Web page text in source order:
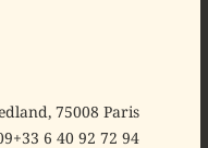
75008 Paris
+33 6 40 92 72 94